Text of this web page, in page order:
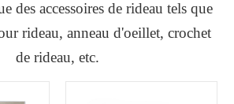
des accessoires de rideau tels que
rideau, anneau d'oeillet, crochet
de rideau, etc.